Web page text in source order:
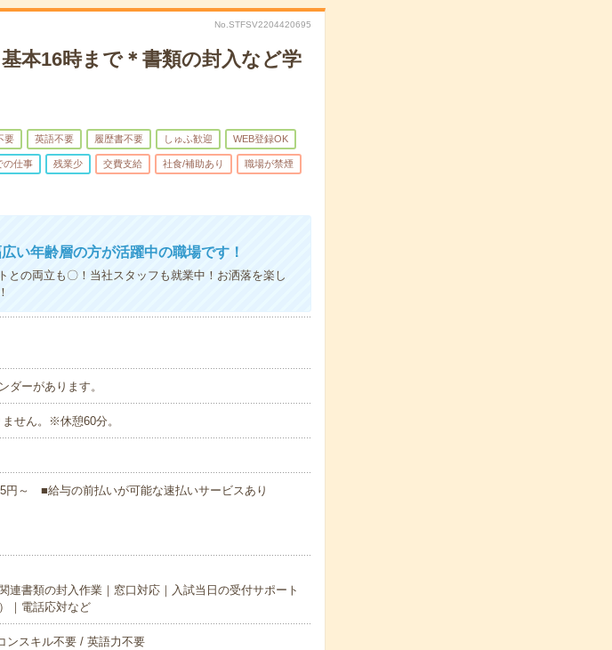
No.STFSV2204420695
本16時まで＊書類の封入など学
要 英語不要 履歴書不要 しゅふ歓迎 WEB登録OK
の仕事 残業少 交費支給 社食/補助あり 職場が禁煙
い年齢層の方が活躍中の職場です！
の両立も〇！当社スタッフも就業中！お洒落を楽し
ーがあります。
せん。※休憩60分。
～ ■給与の前払いが可能な速払いサービスあり
連書類の封入作業｜窓口対応｜入試当日の受付サポート
｜電話応対など
ンスキル不要 / 英語力不要